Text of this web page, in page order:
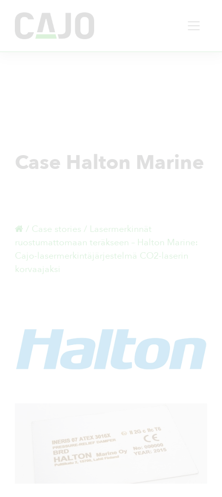
Main Navigation
Case Halton Marine
/ Case stories / Lasermerkinnät
ruostumattomaan teräkseen – Halton Marine:
Cajo-lasermerkintäjärjestelmä CO2-laserin
korvaajaksi